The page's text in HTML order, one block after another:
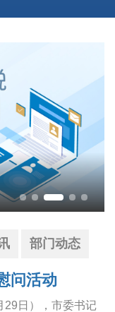
部门动态
问活动
29日），市委书记